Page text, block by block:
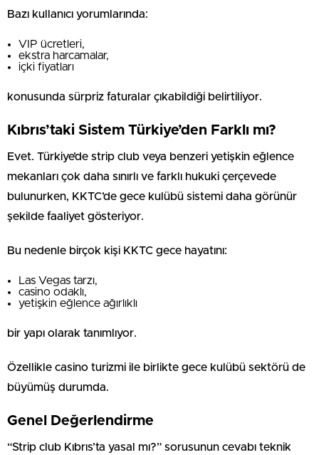
Bazı kullanıcı yorumlarında:
VIP ücretleri,
ekstra harcamalar,
içki fiyatları
konusunda sürpriz faturalar çıkabildiği belirtiliyor.
Kıbrıs’taki Sistem Türkiye’den Farklı mı?
Evet. Türkiye’de strip club veya benzeri yetişkin eğlence
mekanları çok daha sınırlı ve farklı hukuki çerçevede
bulunurken, KKTC’de gece kulübü sistemi daha görünür
şekilde faaliyet gösteriyor.
Bu nedenle birçok kişi KKTC gece hayatını:
Las Vegas tarzı,
casino odaklı,
yetişkin eğlence ağırlıklı
bir yapı olarak tanımlıyor.
Özellikle casino turizmi ile birlikte gece kulübü sektörü de
büyümüş durumda.
Genel Değerlendirme
“Strip club Kıbrıs’ta yasal mı?” sorusunun cevabı teknik